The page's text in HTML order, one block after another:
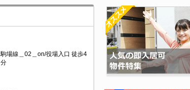
駒場線＿02＿on/役場入口 徒歩4
分